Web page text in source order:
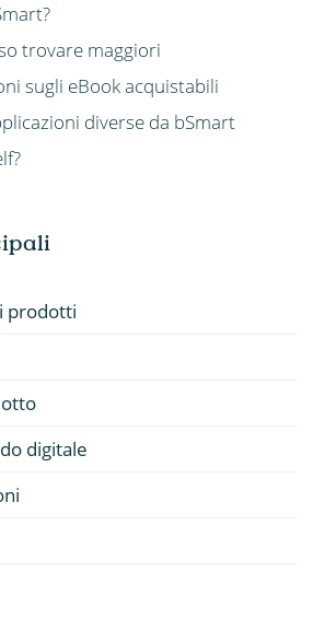
prodotti
digitale
trovare maggiori
sugli eBook acquistabili
diverse da bSmart